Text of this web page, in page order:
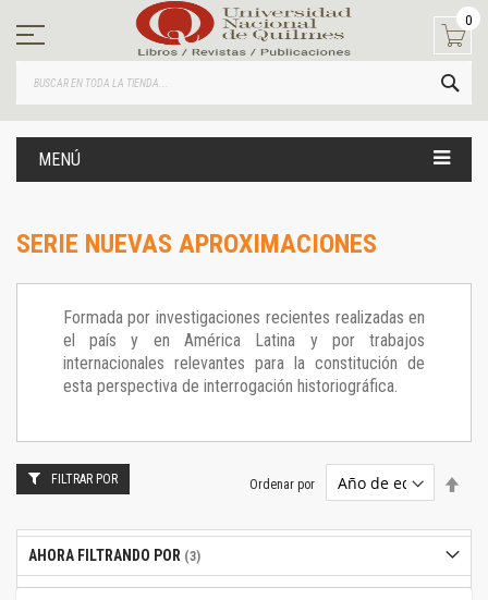
contenido
0
MENÚ
SERIE NUEVAS APROXIMACIONES
Formada por investigaciones recientes realizadas en
el país y en América Latina y por trabajos
internacionales relevantes para la constitución de
esta perspectiva de interrogación historiográfica.
Ordenar por
FILTRAR POR
AHORA FILTRANDO POR